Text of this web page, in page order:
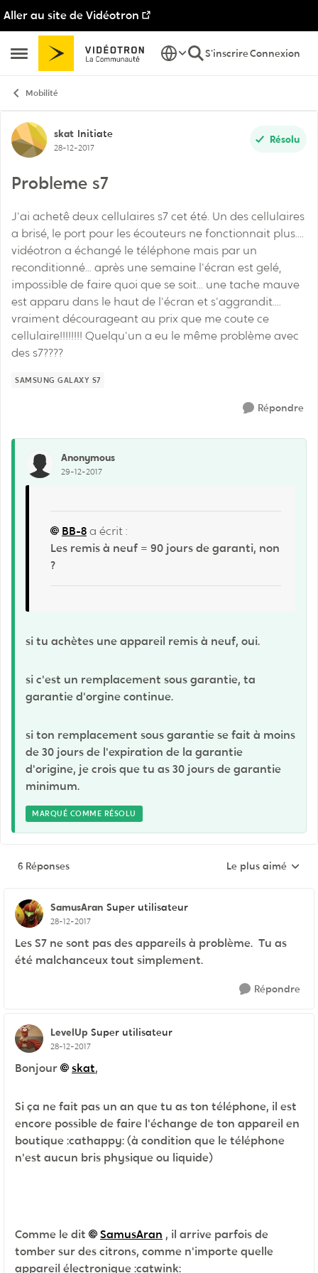
Aller au site de Vidéotron
Ouvrir Menu Latéral
Passer au contenu
S'inscrireConnexion
Mobilité
Discussion de forum
skat Initiate
28-12-2017
Résolu
Probleme s7
J'ai achetê deux cellulaires s7 cet été. Un des cellulaires
a brisé, le port pour les écouteurs ne fonctionnait plus....
vidéotron a échangé le téléphone mais par un
reconditionné... après une semaine l'écran est gelé,
impossible de faire quoi que se soit... une tache mauve
est apparu dans le haut de l'écran et s'aggrandit....
vraiment décourageant au prix que me coute ce
cellulaire!!!!!!!! Quelqu'un a eu le même problème avec
des s7????
SAMSUNG GALAXY S7
Répondre
Anonymous
29-12-2017
BB-8a écrit :
Les remis à neuf = 90 jours de garanti, non
?
si tu achètes une appareil remis à neuf, oui.
si c'est un remplacement sous garantie, ta
garantie d'orgine continue.
si ton remplacement sous garantie se fait à moins
de 30 jours de l'expiration de la garantie
d'origine, je crois que tu as 30 jours de garantie
minimum.
MARQUÉ COMME RÉSOLU
6 Réponses Réponses triées
Le plus aimé
SamusAran Super utilisateur
28-12-2017
Les S7 ne sont pas des appareils à problème. Tu as
été malchanceux tout simplement.
Répondre
LevelUp Super utilisateur
28-12-2017
Bonjour skat,
Si ça ne fait pas un an que tu as ton téléphone, il est
encore possible de faire l'échange de ton appareil en
boutique :cathappy: (à condition que le téléphone
n'est aucun bris physique ou liquide)
Comme le dit SamusAran , il arrive parfois de
tomber sur des citrons, comme n'importe quelle
appareil électronique :catwink: